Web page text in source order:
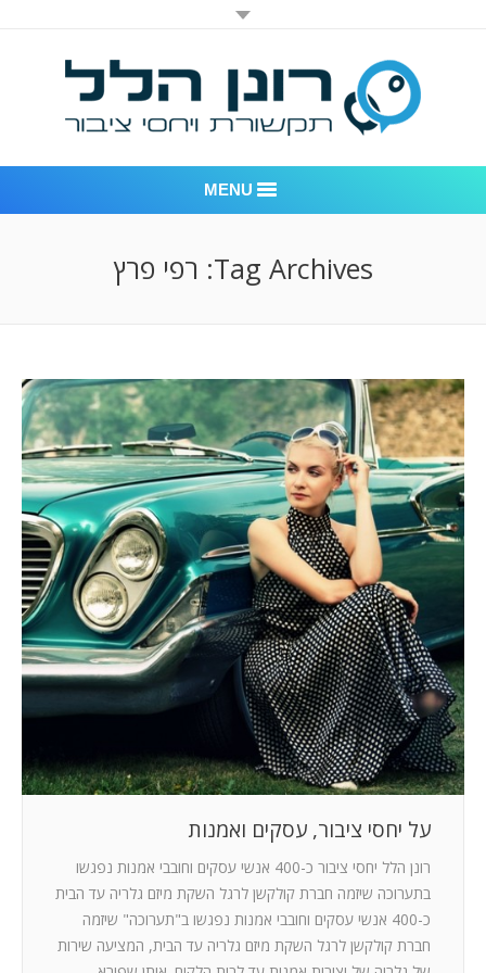
MENU
לקוחות – משרד יחסי ציבור רונן הלל
חדר חדשות
המלצות
ניהול מוניטין
צור קשר
Tag Archives: רפי פרץ
על יחסי ציבור, עסקים ואמנות
רונן הלל יחסי ציבור כ-400 אנשי עסקים וחובבי אמנות נפגשו
בתערוכה שיזמה חברת קולקשן לרגל השקת מיזם גלריה עד הבית
כ-400 אנשי עסקים וחובבי אמנות נפגשו ב"תערוכה" שיזמה
חברת קולקשן לרגל השקת מיזם גלריה עד הבית, המציעה שירות